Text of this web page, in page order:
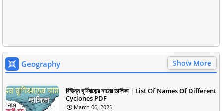
Geography Show More
বিভিন্ন ঘূর্ণিঝড়ের নামের তালিকা | List Of Names Of Different
Cyclones PDF
March 06, 2025